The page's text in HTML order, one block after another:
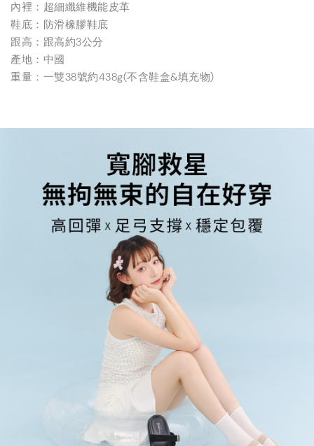
內裡：超細纖維機能皮革
鞋底：防滑橡膠鞋底
跟高：跟高約3公分
產地：中國
重量：一雙38號約438g(不含鞋盒&填充物)